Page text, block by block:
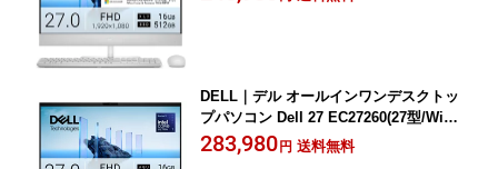
512GB/Office)(ライトアッシュ) ACD59-
DELL｜デル オールインワンデスクトッ
プパソコン Dell 27 EC27260(27型/Wind
ows11/Core Ultra 7/メモリ 16GB/SSD
1TB)(ライトアッシュ) ACD89-GNWJT
283,980円 送料無料